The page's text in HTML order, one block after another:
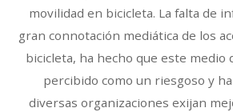
movilidad en bicicleta. La falta de
gran connotación mediática de los
bicicleta, ha hecho que este medio
percibido como un riesgoso y
diversas organizaciones exijan